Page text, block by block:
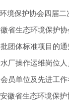
团体标准项目的通